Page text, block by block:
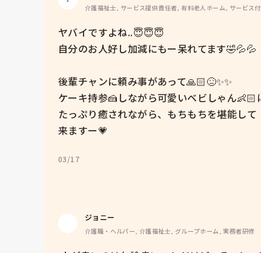
介護福祉士, サービス提供責任者, 有料老人ホーム, サービス
ヤバイですよね..😇😇😇
自分のお人好し加減にもー呆れてます🤣💦💦
後輩チャンに頼み事があって🙏🏻😖✨✨
ケーキ持参🍰しながら可愛いベビしゃん👶🏻
たっぷり癒されながら、もちもちを堪能して
来ますー💗
03/17
ジョニー
介護職・ヘルパー, 介護福祉士, グループホーム, 実務者研修